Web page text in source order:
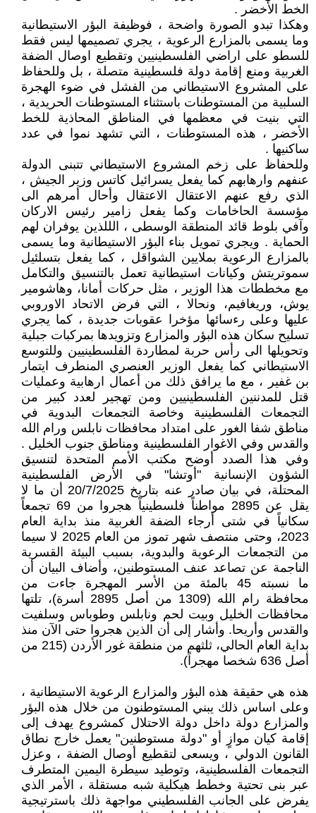
الخط الأخضر .
وهكذا تبدو الصورة واضحة ، فوظيفة البؤر الاستيطانية
وما يسمى بالمزارع الرعوية ، يجري تصميمها ليس فقط
للسطو على اراضي الفلسطينيين وتقطيع اوصال الضفة
الغربية ومنع إقامة دولة فلسطينية متصلة ، بل وللحفاظ
على المشروع الاستيطاني من الفشل في ضوء الهجرة
السلبية من المستوطنات باستثناء المستوطنات الحريدية ،
التي بنيت في معظمها في المناطق المحاذية للخط
الأخضر ، هذه المستوطنات ، التي تشهد نموا في عدد
ساكنيها .
وللحفاظ على زخم المشروع الاستيطاني تتبنى الدولة
عنفهم وارهابهم كما يفعل يسرائيل كاتس وزير الجيش ،
الذي رفع عنهم الاعتقال الاعتقال وأحال أمرهم الى
مؤسسة الحاخامات وكما يفعل زامير رئيس الاركان
وآفي بلوط قائد المنطقة الوسطى ، الللذين يوفران لهم
الحماية . ويجري تمويل بناء البؤر الاستيطانية وما يسمى
بالمزارع الرعوية بملايين الشواقل ، كما يفعل بتسلئيل
سموتريتش وكيانات استيطانية تعمل بالتنسيق والتكامل
مع مخططات هذا الوزير ، مثل حركات أمانا، وهاشومير
يوش، وريغافيم، ونحالا ، التي فرض الاتحاد الاوروبي
عليها وعلى رءسائها مؤخرا عقوبات جديدة ، كما يجري
تسليح سكان هذه البؤر والمزارع وتزويدها بمركبات جبلية
وتحويلها الى رأس حربة لمطاردة الفلسطينيين وللتوسع
الاستيطاني كما يفعل الوزير العنصري المنطرف ايتمار
بن غفير ، مع ما يرافق ذلك من أعمال ارهابية وعمليات
قتل للمدننين الفلسطينيين ومن تهجير لعدد كبير من
التجمعات الفلسطينية وخاصة التجمعات البدوية في
مناطق شفا الغور على امتداد محافظات نابلس ورام الله
والقدس وفي الاغوار الفلسطينية ومناطق جنوب الخليل .
وفي هذا الصدد أوضح مكتب الأمم المتحدة لتنسيق
الشؤون الإنسانية "أوتشا" في الأرض الفلسطينية
المحتلة، في بيان صادر عنه بتاريخ 20/7/2025 أن ما لا
يقل عن 2895 مواطناً فلسطينياً هجروا من 69 تجمعاً
سكانياً في شتى أرجاء الضفة الغربية منذ بداية العام
2023، وحتى منتصف شهر تموز من العام 2025 لا سيما
من التجمعات الرعوية والبدوية، بسبب البيئة القسرية
الناجمة عن تصاعد عنف المستوطنين، وأضاف البيان أن
ما نسبته 45 بالمئة من الأسر المهجرة جاءت من
محافظة رام الله (1309 من أصل 2895 أسرة)، تلتها
محافظات الخليل وبيت لحم ونابلس وطوباس وسلفيت
والقدس وأريحا. وأشار إلى أن الذين هجروا حتى الآن منذ
بداية العام الحالي، ثلثهم من منطقة غور الأردن (215 من
أصل 636 شخصا مهجراً).
هذه هي حقيقة هذه البؤر والمزارع الرعوية الاستيطانية ،
وعلى اساس ذلك يبني المستوطنون من خلال هذه البؤر
والمزارع دولة داخل دولة الاحتلال كمشروع يهدف إلى
إقامة كيان موازٍ أو "دولة مستوطنين" يعمل خارج نطاق
القانون الدولي ، ويسعى لتقطيع أوصال الضفة ، وعزل
التجمعات الفلسطينية، وتوطيد سيطرة اليمين المتطرف
عبر بنى تحتية وخطط هيكلية شبه مستقلة ، الأمر الذي
يفرض على الجانب الفلسطيني مواجهة ذلك باسترتيجية